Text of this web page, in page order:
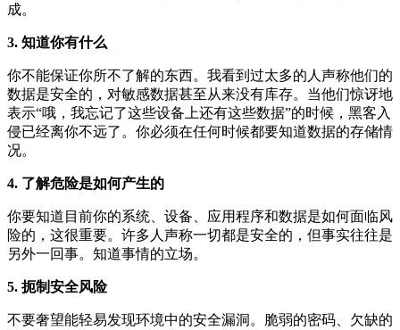
成。
3. 知道你有什么
你不能保证你所不了解的东西。我看到过太多的人声称他们的
数据是安全的，对敏感数据甚至从来没有库存。当他们惊讶地
表示“哦，我忘记了这些设备上还有这些数据”的时候，黑客入
侵已经离你不远了。你必须在任何时候都要知道数据的存储情
况。
4. 了解危险是如何产生的
你要知道目前你的系统、设备、应用程序和数据是如何面临风
险的，这很重要。许多人声称一切都是安全的，但事实往往是
另外一回事。知道事情的立场。
5. 扼制安全风险
不要奢望能轻易发现环境中的安全漏洞。脆弱的密码、欠缺的